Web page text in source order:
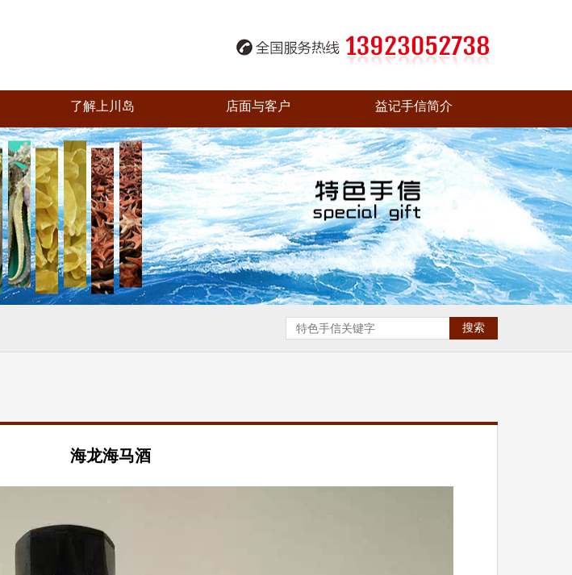
了解上川岛 店面与客户 益记手信简介
海龙海马酒